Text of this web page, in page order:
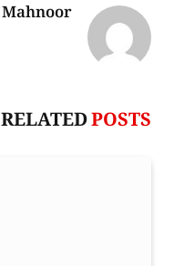
Mahnoor
RELATEDPOSTS